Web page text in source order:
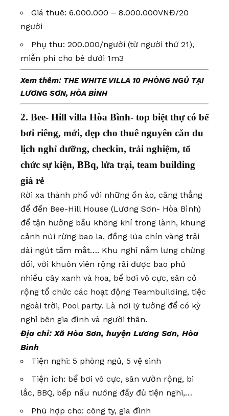
Giá thuê: 6.000.000 – 8.000.000VNĐ/20
người
Phụ thu: 200.000/người (từ người thứ 21),
miễn phí cho bé dưới 1m3
Xem thêm: THE WHITE VILLA 10 PHÒNG NGỦ TẠI
LƯƠNG SƠN, HÒA BÌNH
2. Bee- Hill villa Hòa Bình- top biệt thự có bể
bơi riêng, mới, đẹp cho thuê nguyên căn du
lịch nghỉ dưỡng, checkin, trải nghiệm, tổ
chức sự kiện, BBq, lửa trại, team building
giá rẻ
Rời xa thành phố với những ồn ào, căng thẳng
để đến Bee-Hill House (Lương Sơn- Hòa Bình)
để tận hưởng bầu không khí trong lành, khung
cảnh núi rừng bao la, đồng lúa chín vàng trải
dài ngút tầm mắt…. Khu nghỉ nằm lưng chừng
đồi, với khuôn viên rộng rãi được bao phủ
nhiều cây xanh và hoa, bể bơi vô cực, sân cỏ
rộng tổ chức các hoạt động Teambuilding, tiệc
ngoài trời, Pool party. Là nơi lý tưởng để có kỳ
nghỉ bên gia đình và người thân.
Địa chỉ: Xã Hòa Sơn, huyện Lương Sơn, Hòa
Bình
Tiện nghi: 5 phòng ngủ, 5 vệ sinh
Tiện ích: bể bơi vô cực, sân vườn rộng, bi
lắc, BBQ, bếp nấu nướng đầy đủ tiện nghi,…
Phù hợp cho: công ty, gia đình